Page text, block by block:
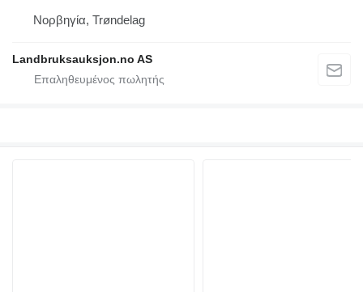
Νορβηγία, Trøndelag
Landbruksauksjon.no AS